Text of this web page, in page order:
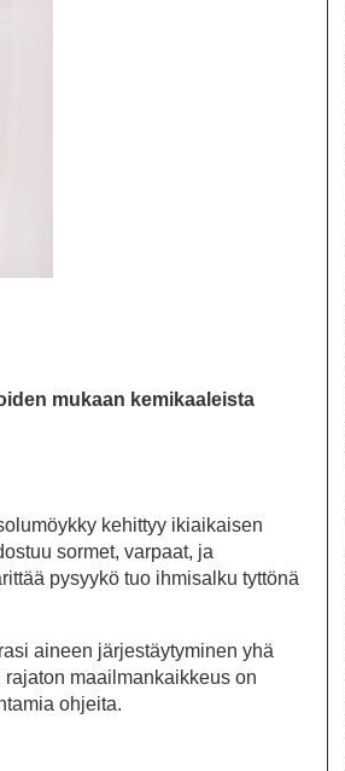
mukaan kemikaaleista
kehittyy ikiaikaisen
sormet, varpaat, ja
pysyykö tuo ihmisalku tyttönä
aineen järjestäytyminen yhä
maailmankaikkeus on
ohjeita.